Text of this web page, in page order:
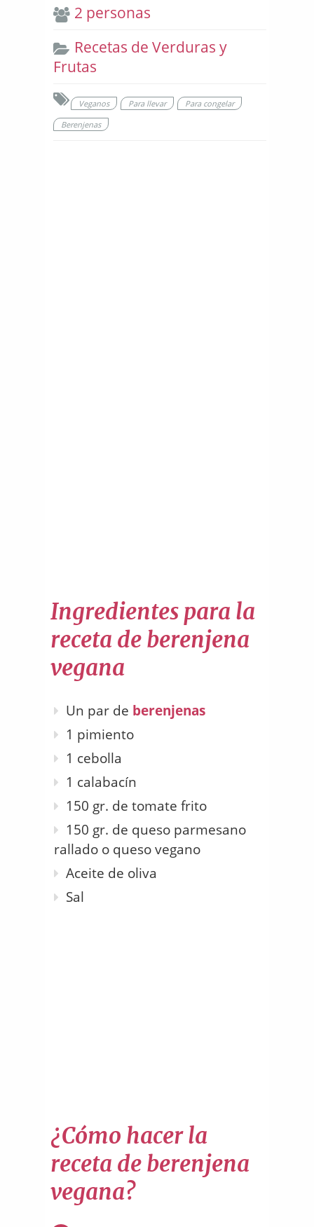
2 personas
Recetas de Verduras y
Frutas
Veganos Para llevar
Para congelar
Berenjenas
Ingredientes para la
receta de berenjena
vegana
Un par de berenjenas
1 pimiento
1 cebolla
1 calabacín
150 gr. de tomate frito
150 gr. de queso parmesano
rallado o queso vegano
Aceite de oliva
Sal
¿Cómo hacer la
receta de berenjena
vegana?